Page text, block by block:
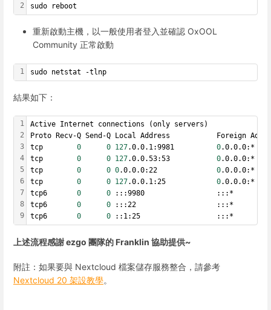
2
sudo reboot
重新啟動主機，以一般使用者登入並確認 OxOOL
Community 正常啟動
1 sudo netstat -tlnp
結果如下：
1
2
3
4
5
6
7
8
9
Active Internet connections (only servers)
Proto Recv-Q Send-Q Local Address           Foreign
tcp 0 0 127.0.0.1:9981 0.0.0.0:*
tcp 0 0 127.0.0.53:53 0.0.0.0:*
tcp 0 0 0.0.0.0:22 0.0.0.0:*
tcp 0 0 127.0.0.1:25 0.0.0.0:*
tcp6 0 0 :::9980                 :::*
tcp6 0 0 :::22                   :::*
tcp6 0 0 ::1:25                  :::*
上述流程感謝 ezgo 團隊的 Franklin 協助提供~
附註：如果要與 Nextcloud 檔案儲存服務整合，請參考
Nextcloud 20 架設教學。